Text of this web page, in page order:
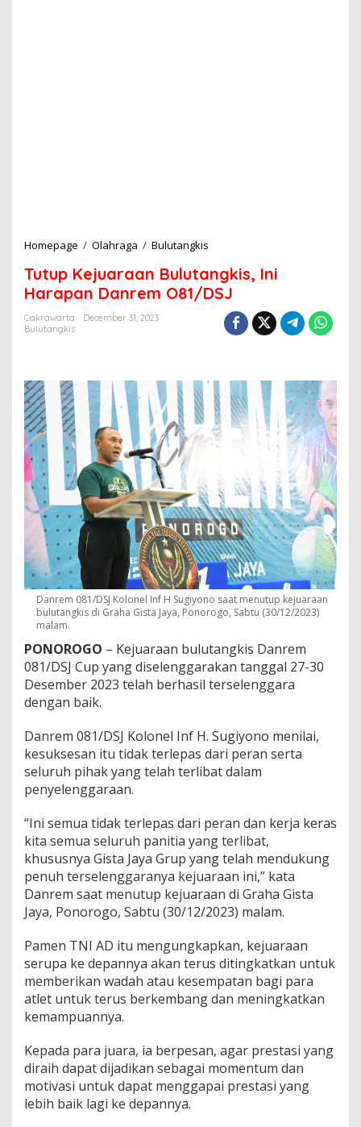
Homepage / Olahraga / Bulutangkis
t
u
p
a
a
n
B
t
a
n
g
k
s
,
i
H
a
a
n
D
e
m
O
8
1
/
D
J
Tutup Kejuaraan Bulutangkis, Ini
Harapan Danrem O81/DSJ
Cakrawarta
December 31, 2023
Bulutangkis
Danrem 081/DSJ Kolonel Inf H Sugiyono saat menutup kejuaraan
bulutangkis di Graha Gista Jaya, Ponorogo, Sabtu (30/12/2023)
malam.
PONOROGO – Kejuaraan bulutangkis Danrem
081/DSJ Cup yang diselenggarakan tanggal 27-30
Desember 2023 telah berhasil terselenggara
dengan baik.
Danrem 081/DSJ Kolonel Inf H. Sugiyono menilai,
kesuksesan itu tidak terlepas dari peran serta
seluruh pihak yang telah terlibat dalam
penyelenggaraan.
“Ini semua tidak terlepas dari peran dan kerja keras
kita semua seluruh panitia yang terlibat,
khususnya Gista Jaya Grup yang telah mendukung
penuh terselenggaranya kejuaraan ini,” kata
Danrem saat menutup kejuaraan di Graha Gista
Jaya, Ponorogo, Sabtu (30/12/2023) malam.
Pamen TNI AD itu mengungkapkan, kejuaraan
serupa ke depannya akan terus ditingkatkan untuk
memberikan wadah atau kesempatan bagi para
atlet untuk terus berkembang dan meningkatkan
kemampuannya.
Kepada para juara, ia berpesan, agar prestasi yang
diraih dapat dijadikan sebagai momentum dan
motivasi untuk dapat menggapai prestasi yang
lebih baik lagi ke depannya.